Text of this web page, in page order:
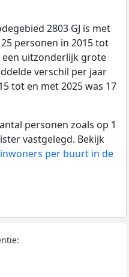
2803 GJ is met
personen in 2015 tot
een uitzonderlijk grote
verschil per jaar
tot en met 2025 was 17
personen zoals op 1
vastgelegd. Bekijk
per buurt in de